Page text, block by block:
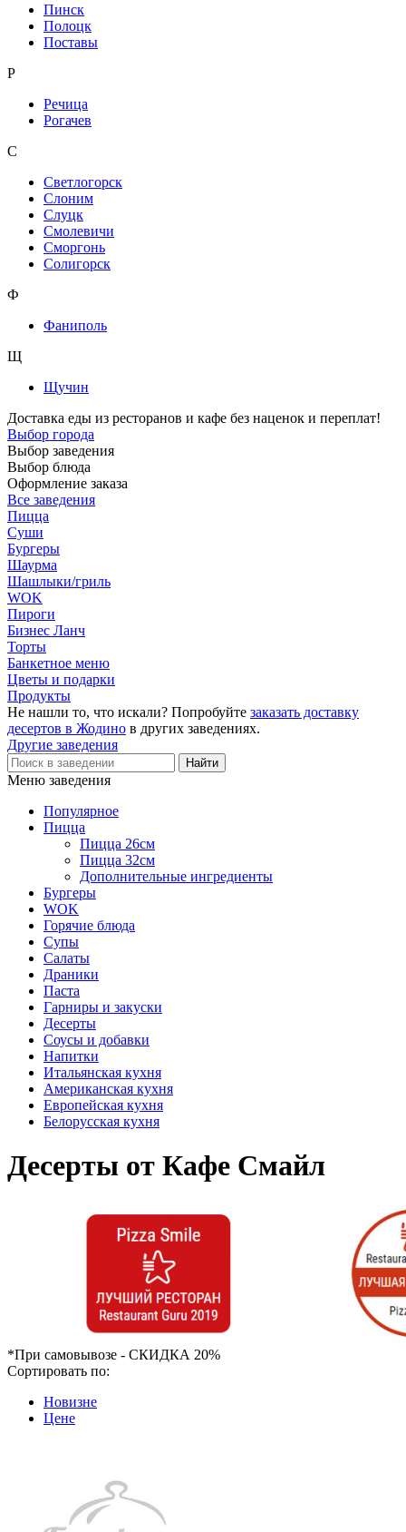
Пинск
Полоцк
Поставы
Р
Речица
Рогачев
С
Светлогорск
Слоним
Слуцк
Смолевичи
Сморгонь
Солигорск
Ф
Фаниполь
Щ
Щучин
Доставка еды из ресторанов и кафе без наценок и переплат!
Выбор города
Выбор заведения
Выбор блюда
Оформление заказа
Все заведения
Пицца
Суши
Бургеры
Шаурма
Шашлыки/гриль
WOK
Пироги
Бизнес Ланч
Торты
Банкетное меню
Цветы и подарки
Продукты
Не нашли то, что искали? Попробуйте заказать доставку
десертов в Жодино в других заведениях.
Другие заведения
Меню заведения
Популярное
Пицца
Пицца 26см
Пицца 32см
Дополнительные ингредиенты
Бургеры
WOK
Горячие блюда
Супы
Салаты
Драники
Паста
Гарниры и закуски
Десерты
Соусы и добавки
Напитки
Итальянская кухня
Американская кухня
Европейская кухня
Белорусская кухня
Десерты от Кафе Смайл
*При самовывозе - СКИДКА 20%
Сортировать по:
Новизне
Цене